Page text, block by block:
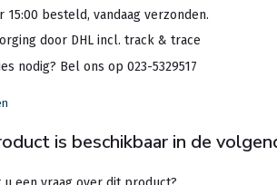
15:00 besteld, vandaag verzonden.
door DHL incl. track & trace
nodig? Bel ons op 023-5329517
is beschikbaar in de